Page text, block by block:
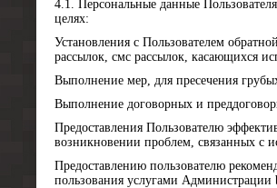
4.1. Персональные данные
целях:
Установления с Пользователем
рассылок, смс рассылок, касающихся
Выполнение мер, для пресечения
Выполнение договорных и
Предоставления Пользователю
возникновении проблем, связанных с
Предоставлению пользователю
пользования услугами Администрации